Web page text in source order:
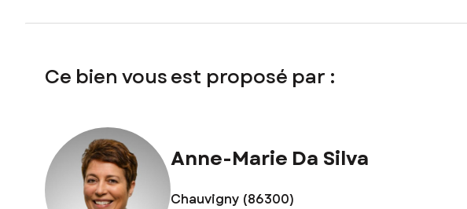
Ce bien vous est proposé par :
Anne-Marie Da Silva
Chauvigny (86300)